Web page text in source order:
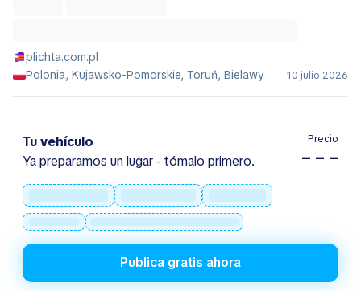
plichta.com.pl
Polonia, Kujawsko-Pomorskie, Toruń, Bielawy
10 julio 2026
Tu vehículo
Ya preparamos un lugar - tómalo primero.
Precio
– – –
Publica gratis ahora